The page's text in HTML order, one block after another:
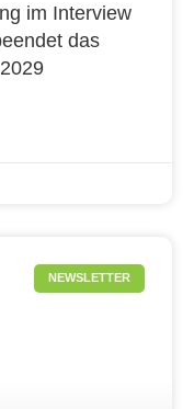
im Interview
das
NEWSLETTER